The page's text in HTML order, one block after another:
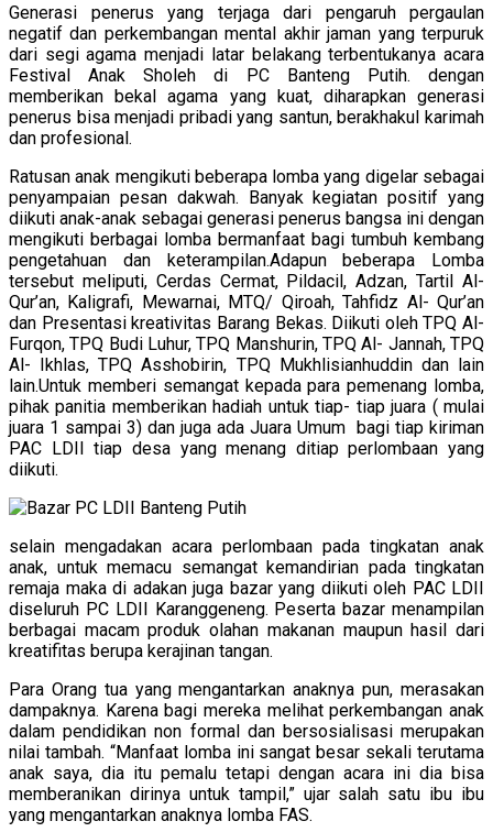
Generasi penerus yang terjaga dari pengaruh pergaulan
negatif dan perkembangan mental akhir jaman yang terpuruk
dari segi agama menjadi latar belakang terbentukanya acara
Festival Anak Sholeh di PC Banteng Putih. dengan
memberikan bekal agama yang kuat, diharapkan generasi
penerus bisa menjadi pribadi yang santun, berakhakul karimah
dan profesional.
Ratusan anak mengikuti beberapa lomba yang digelar sebagai
penyampaian pesan dakwah. Banyak kegiatan positif yang
diikuti anak-anak sebagai generasi penerus bangsa ini dengan
mengikuti berbagai lomba bermanfaat bagi tumbuh kembang
pengetahuan dan keterampilan.Adapun beberapa Lomba
tersebut meliputi, Cerdas Cermat, Pildacil, Adzan, Tartil Al-
Qur’an, Kaligrafi, Mewarnai, MTQ/ Qiroah, Tahfidz Al- Qur’an
dan Presentasi kreativitas Barang Bekas. Diikuti oleh TPQ Al-
Furqon, TPQ Budi Luhur, TPQ Manshurin, TPQ Al- Jannah, TPQ
Al- Ikhlas, TPQ Asshobirin, TPQ Mukhlisianhuddin dan lain
lain.Untuk memberi semangat kepada para pemenang lomba,
pihak panitia memberikan hadiah untuk tiap- tiap juara ( mulai
juara 1 sampai 3) dan juga ada Juara Umum bagi tiap kiriman
PAC LDII tiap desa yang menang ditiap perlombaan yang
diikuti.
selain mengadakan acara perlombaan pada tingkatan anak
anak, untuk memacu semangat kemandirian pada tingkatan
remaja maka di adakan juga bazar yang diikuti oleh PAC LDII
diseluruh PC LDII Karanggeneng. Peserta bazar menampilan
berbagai macam produk olahan makanan maupun hasil dari
kreatifitas berupa kerajinan tangan.
Para Orang tua yang mengantarkan anaknya pun, merasakan
dampaknya. Karena bagi mereka melihat perkembangan anak
dalam pendidikan non formal dan bersosialisasi merupakan
nilai tambah. “Manfaat lomba ini sangat besar sekali terutama
anak saya, dia itu pemalu tetapi dengan acara ini dia bisa
memberanikan dirinya untuk tampil,” ujar salah satu ibu ibu
yang mengantarkan anaknya lomba FAS.